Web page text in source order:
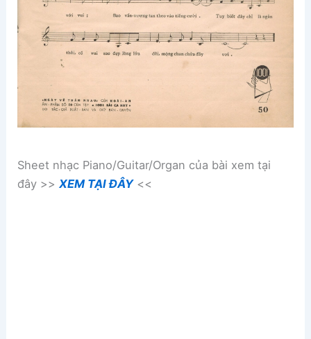
Sheet nhạc Piano/Guitar/Organ của bài xem tại
đây >>XEM TẠI ĐÂY<<